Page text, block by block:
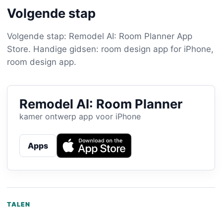
Volgende stap
Volgende stap: Remodel AI: Room Planner App
Store. Handige gidsen: room design app for iPhone,
room design app.
Remodel AI: Room Planner
kamer ontwerp app voor iPhone
Apps
TALEN